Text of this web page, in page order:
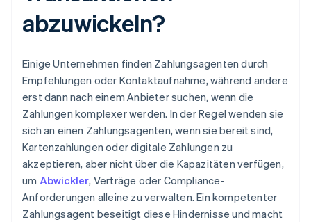
abzuwickeln?
Einige Unternehmen finden Zahlungsagenten durch
Empfehlungen oder Kontaktaufnahme, während andere
erst dann nach einem Anbieter suchen, wenn die
Zahlungen komplexer werden. In der Regel wenden sie
sich an einen Zahlungsagenten, wenn sie bereit sind,
Kartenzahlungen oder digitale Zahlungen zu
akzeptieren, aber nicht über die Kapazitäten verfügen,
um Abwickler, Verträge oder Compliance-
Anforderungen alleine zu verwalten. Ein kompetenter
Zahlungsagent beseitigt diese Hindernisse und macht